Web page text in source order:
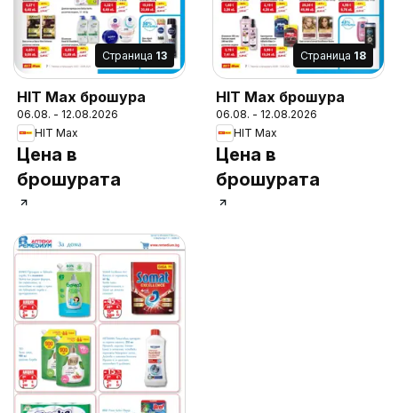
Cтраница 13
HIT Max брошура
06.08. - 12.08.2026
HIT Max
Цена в
брошурата
Cтраница 18
HIT Max брошура
06.08. - 12.08.2026
HIT Max
Цена в
брошурата